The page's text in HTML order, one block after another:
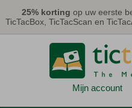
25% korting op uw eerste
TicTacBox, TicTacScan en
Mijn account